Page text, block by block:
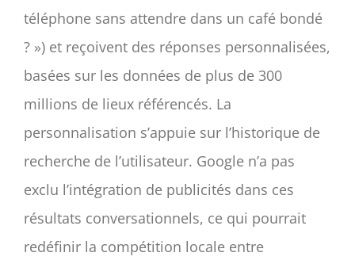
téléphone sans attendre dans un café bondé
? ») et reçoivent des réponses personnalisées,
basées sur les données de plus de 300
millions de lieux référencés. La
personnalisation s’appuie sur l’historique de
recherche de l’utilisateur. Google n’a pas
exclu l’intégration de publicités dans ces
résultats conversationnels, ce qui pourrait
redéfinir la compétition locale entre